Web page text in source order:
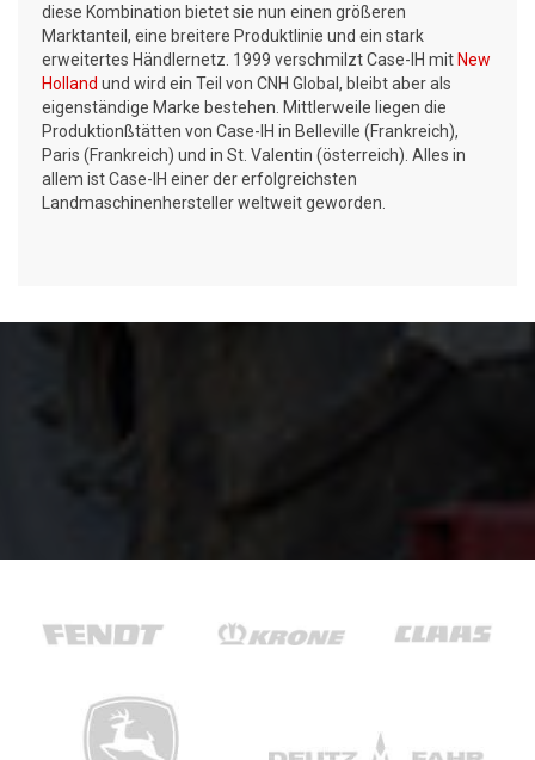
diese Kombination bietet sie nun einen größeren
Marktanteil, eine breitere Produktlinie und ein stark
erweitertes Händlernetz. 1999 verschmilzt Case-IH mit New
Holland und wird ein Teil von CNH Global, bleibt aber als
eigenständige Marke bestehen. Mittlerweile liegen die
Produktionßtätten von Case-IH in Belleville (Frankreich),
Paris (Frankreich) und in St. Valentin (österreich). Alles in
allem ist Case-IH einer der erfolgreichsten
Landmaschinenhersteller weltweit geworden.